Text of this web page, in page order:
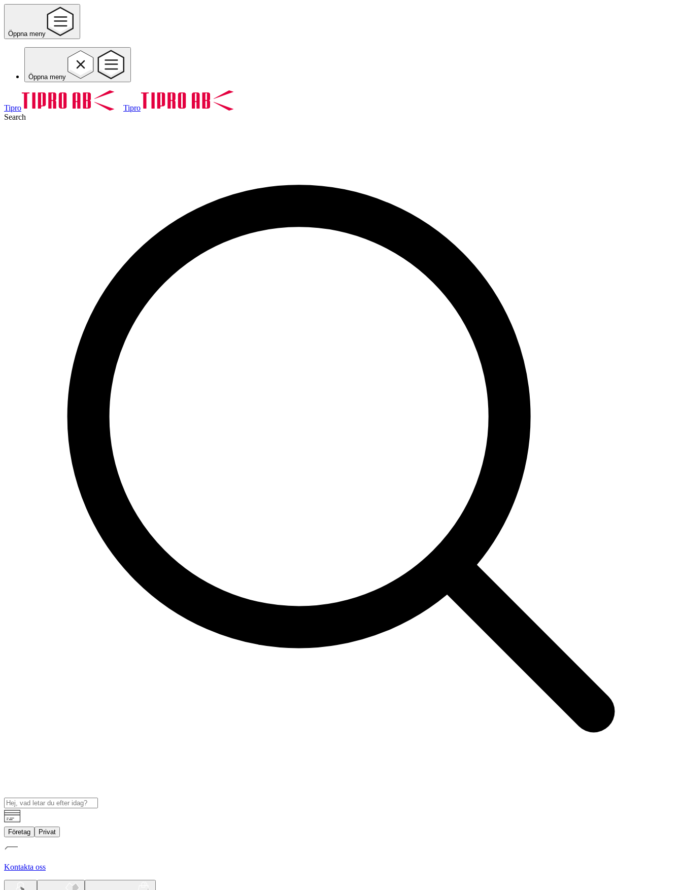
Öppna meny
Öppna meny
Tipro
Tipro
Search
Företag Privat
Kontakta oss